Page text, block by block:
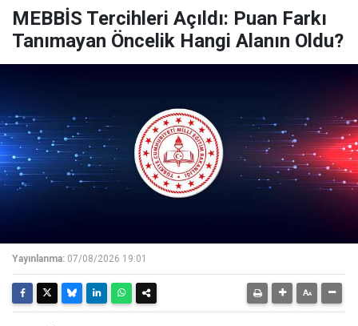
MEBBİS Tercihleri Açıldı: Puan Farkı
Tanımayan Öncelik Hangi Alanın Oldu?
Yayınlanma: 07/08/2026 19:01